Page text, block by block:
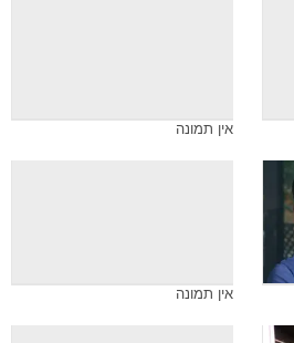
אין תמונה
אין תמונה